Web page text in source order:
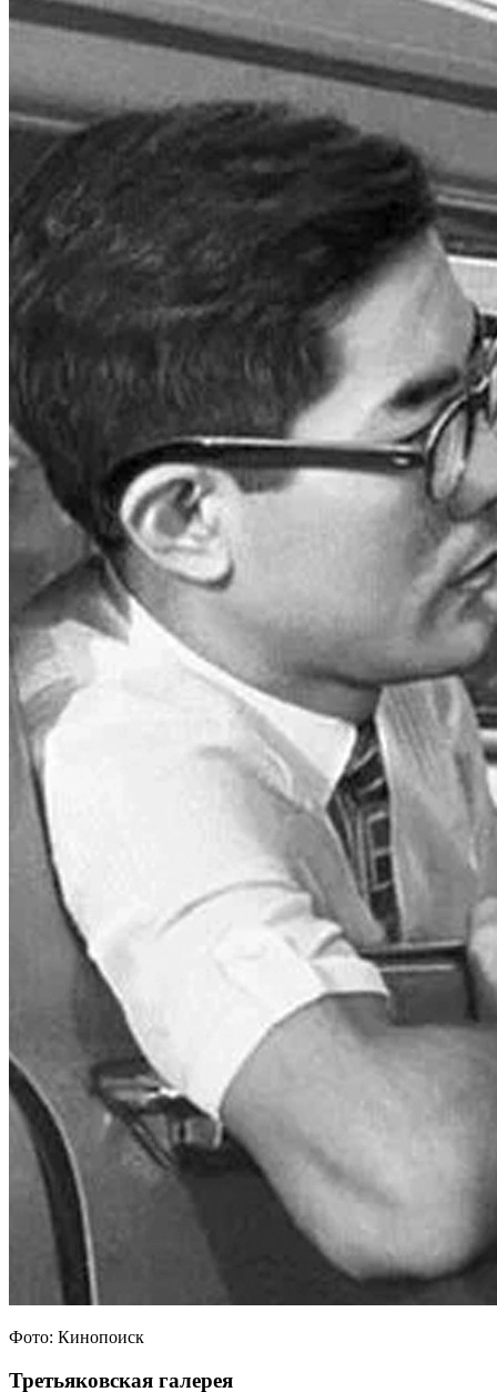
Фото: Кинопоиск
Третьяковская галерея